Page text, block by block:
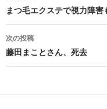
稿
ナ
ビ
ゲ
ー
まつ毛エクステで視力障
次の投稿
藤田まことさん、死去